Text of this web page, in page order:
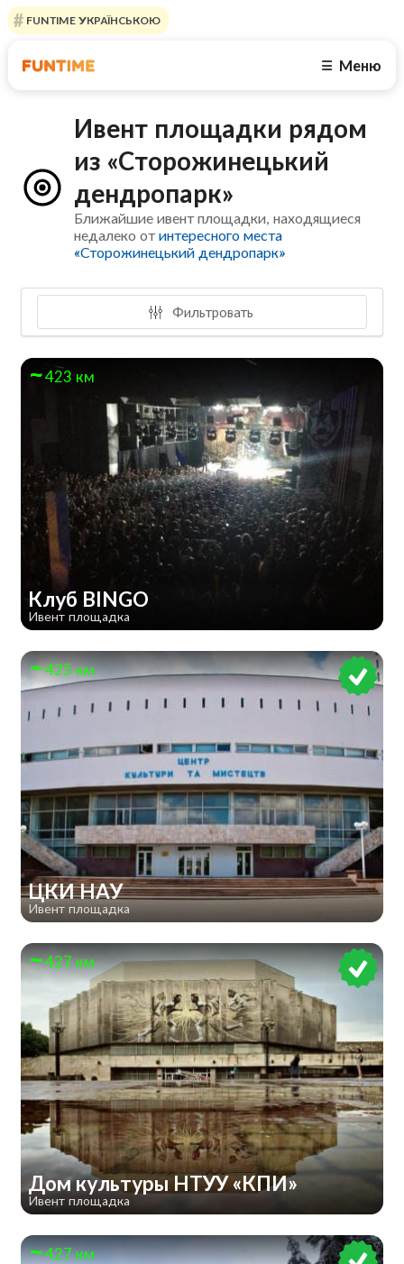
FUNTIME УКРАЇНСЬКОЮ
☰ Меню
Ивент площадки рядом
из «Сторожинецький
дендропарк»
Ближайшие ивент площадки, находящиеся
недалеко отинтересного места
«Сторожинецький дендропарк»
Фильтровать
423 км
Клуб BINGO
Ивент площадка
425 км
ЦКИ НАУ
Ивент площадка
427 км
Дом культуры НТУУ «КПИ»
Ивент площадка
427 км